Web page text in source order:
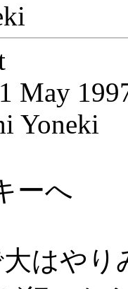
May
Yoneki
ーへ
やり